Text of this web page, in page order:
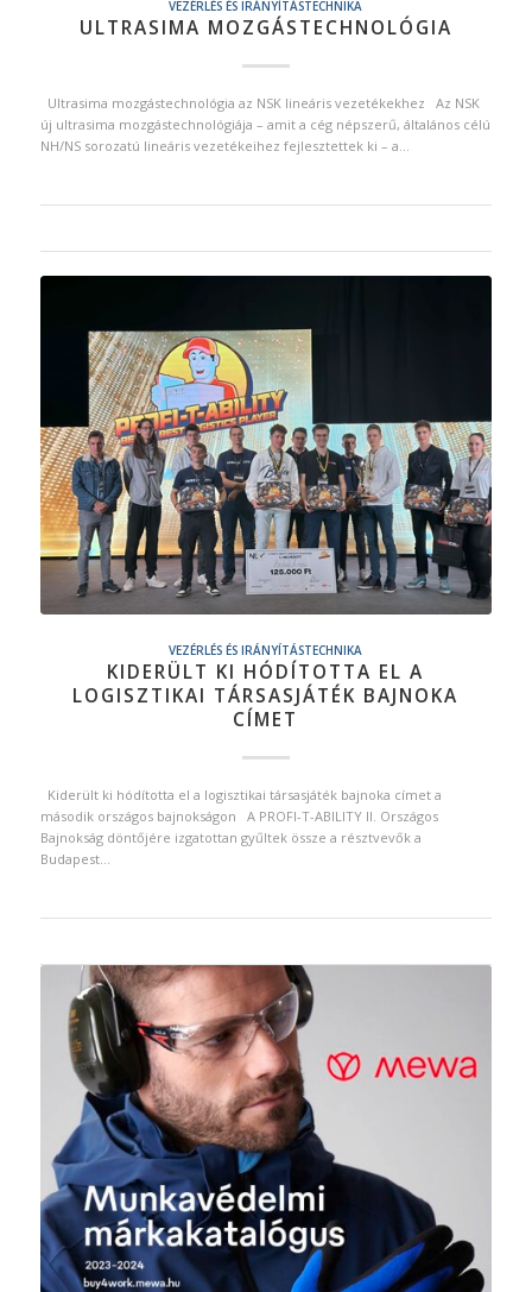
VEZÉRLÉS ÉS IRÁNYÍTÁSTECHNIKA
ULTRASIMA MOZGÁSTECHNOLÓGIA
Ultrasima mozgástechnológia az NSK lineáris vezetékekhez Az NSK
új ultrasima mozgástechnológiája – amit a cég népszerű, általános célú
NH/NS sorozatú lineáris vezetékeihez fejlesztettek ki – a…
VEZÉRLÉS ÉS IRÁNYÍTÁSTECHNIKA
KIDERÜLT KI HÓDÍTOTTA EL A
LOGISZTIKAI TÁRSASJÁTÉK BAJNOKA
CÍMET
Kiderült ki hódította el a logisztikai társasjáték bajnoka címet a
második országos bajnokságon A PROFI-T-ABILITY II. Országos
Bajnokság döntőjére izgatottan gyűltek össze a résztvevők a
Budapest…